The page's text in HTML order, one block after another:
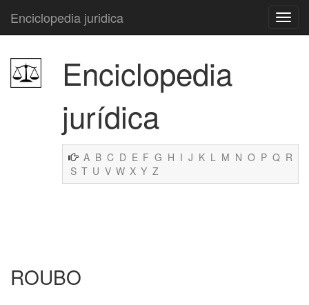
Enciclopedia juridica
Enciclopedia
jurídica
A B C D E F G H I J K L M N O P Q R
S T U V W X Y Z
ROUBO